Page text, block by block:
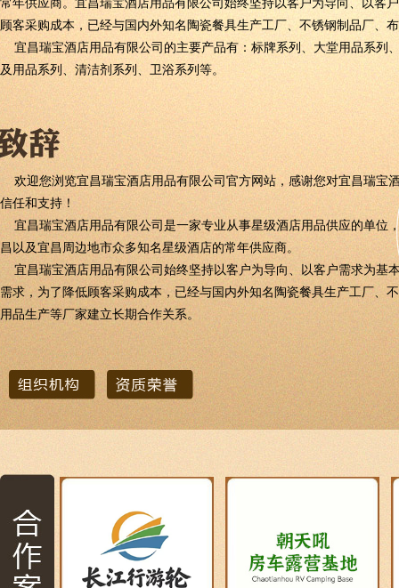
常年供应商。宜昌瑞宝酒店用品有限公司始终坚持以客户为导向、以客
顾客采购成本，已经与国内外知名陶瓷餐具生产工厂、不锈钢制品厂、
宜昌瑞宝酒店用品有限公司的主要产品有：标牌系列、大堂用品系列
及用品系列、清洁剂系列、卫浴系列等。
欢迎您浏览宜昌瑞宝酒店用品有限公司官方网站，感谢您对宜昌瑞宝
信任和支持！
宜昌瑞宝酒店用品有限公司是一家专业从事星级酒店用品供应的单位
昌以及宜昌周边地市众多知名星级酒店的常年供应商。
宜昌瑞宝酒店用品有限公司始终坚持以客户为导向、以客户需求为基
需求，为了降低顾客采购成本，已经与国内外知名陶瓷餐具生产工厂、
用品生产等厂家建立长期合作关系。